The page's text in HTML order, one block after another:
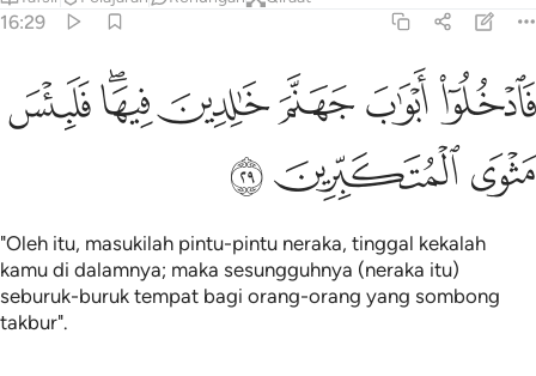
16:29
فادخلوا ابواب جهنم خالدين فيها فلبيس مثوى المتكبرين ٢٩
فَٱدْخُلُوٓا۟ أَبْوَٰبَ جَهَنَّمَ خَـٰلِدِينَ فِيهَا ۖ فَلَبِئْسَ مَثْوَى ٱلْمُتَكَبِّرِينَ
ﱯﱰﱱﱲﱳﱴﱵ
ﱶﱷﱸ
"Oleh itu, masukilah pintu-pintu neraka, tinggal kekalah
kamu di dalamnya; maka sesungguhnya (neraka itu)
seburuk-buruk tempat bagi orang-orang yang sombong
takbur".